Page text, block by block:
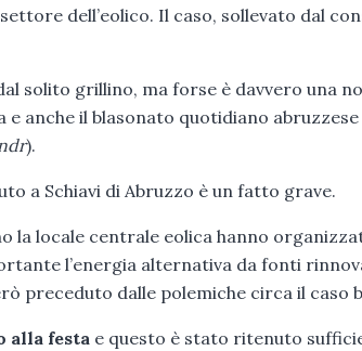
dell’eolico. Il caso, sollevato dal
solito grillino, ma forse è davvero una
e anche il blasonato quotidiano abruzzese
).
a Schiavi di Abruzzo è un fatto grave.
la locale centrale eolica hanno
l’energia alternativa da fonti
preceduto dalle polemiche circa il caso
alla festa e questo è stato ritenuto